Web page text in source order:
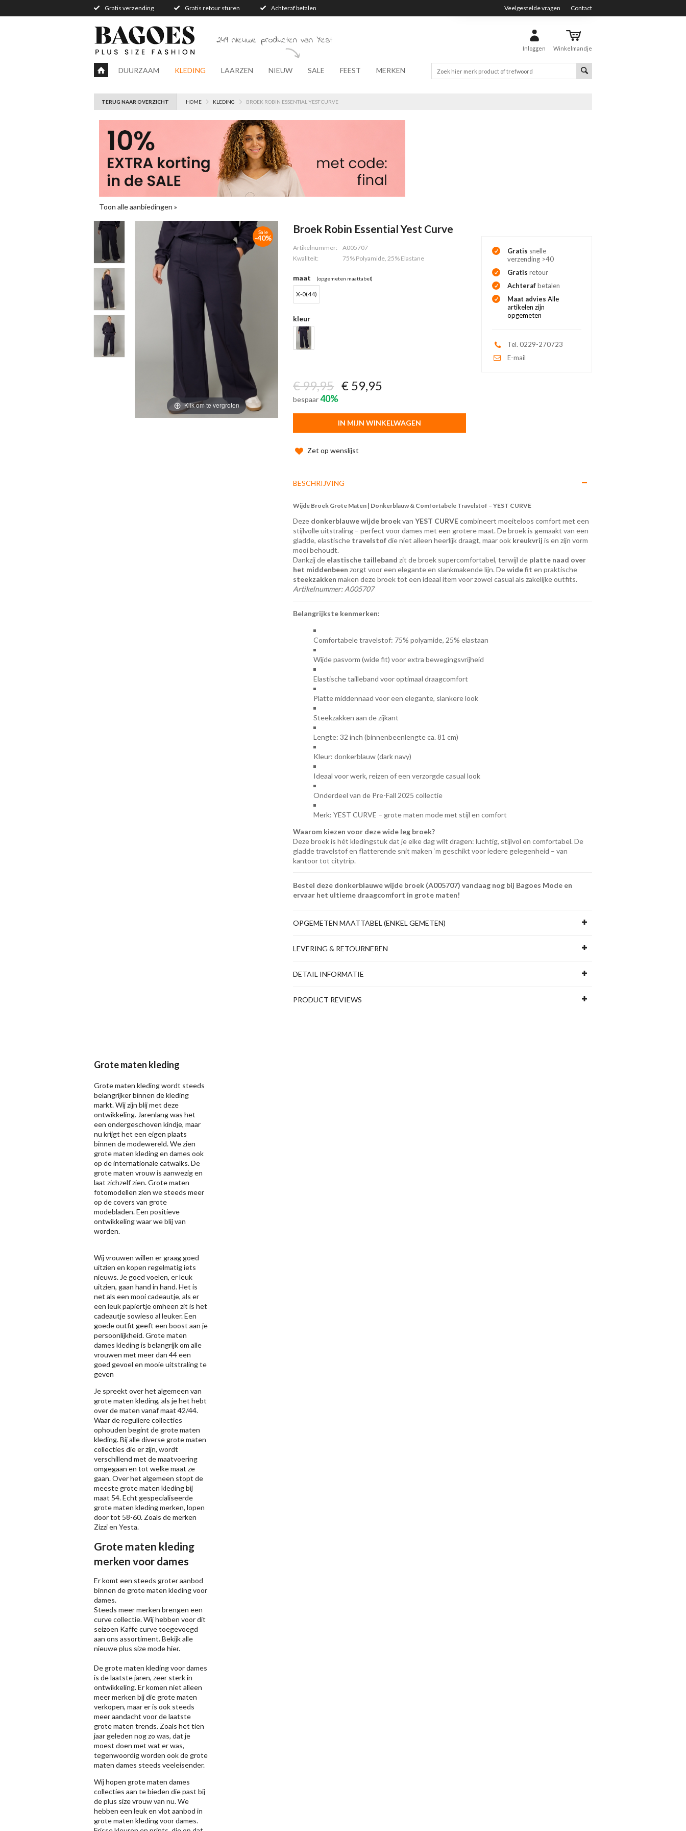
Gratis verzending Gratis retour sturen Achteraf betalen Veelgestelde vragen Contact
Inloggen Winkelmandje
249 nieuwe producten van Yest
DUURZAAM KLEDING LAARZEN NIEUW SALE FEEST MERKEN
TERUG NAAR OVERZICHT HOME KLEDING BROEK ROBIN ESSENTIAL YEST CURVE
Toon alle aanbiedingen »
Klik om te vergroten
Sale
-40%
Broek Robin Essential Yest Curve
Artikelnummer:
A005707
Kwaliteit:
75% Polyamide, 25% Elastane
maat (opgemeten maattabel)
X-0(44)
kleur
€ 99,95 € 59,95
bespaar40%
IN MIJN WINKELWAGEN
Zet op wenslijst
Gratis snelle
verzending >40
Gratis retour
Achterafbetalen
Maat adviesAlle
artikelen zijn
opgemeten
Tel. 0229-270723
E-mail
BESCHRIJVING
Wijde Broek Grote Maten | Donkerblauw & Comfortabele Travelstof – YEST CURVE
Deze donkerblauwe wijde broekvanYEST CURVEcombineert moeiteloos comfort met een
stijlvolle uitstraling – perfect voor dames met een grotere maat. De broek is gemaakt van een
gladde, elastische travelstofdie niet alleen heerlijk draagt, maar ook kreukvrij is en zijn vorm
mooi behoudt.
Dankzij de elastische tailleband zit de broek supercomfortabel, terwijl de platte naad over
het middenbeen zorgt voor een elegante en slankmakende lijn. Dewide fit en praktische
steekzakken maken deze broek tot een ideaal item voor zowel casual als zakelijke outfits.
Artikelnummer: A005707
Belangrijkste kenmerken:
Comfortabele travelstof: 75% polyamide, 25% elastaan
Wijde pasvorm (wide fit) voor extra bewegingsvrijheid
Elastische tailleband voor optimaal draagcomfort
Platte middennaad voor een elegante, slankere look
Steekzakken aan de zijkant
Lengte: 32 inch (binnenbeenlengte ca. 81 cm)
Kleur: donkerblauw (dark navy)
Ideaal voor werk, reizen of een verzorgde casual look
Onderdeel van de Pre-Fall 2025 collectie
Merk: YEST CURVE – grote maten mode met stijl en comfort
Waarom kiezen voor deze wide leg broek?
Deze broek is hét kledingstuk dat je elke dag wilt dragen: luchtig, stijlvol en comfortabel. De
gladde travelstof en flatterende snit maken ‘m geschikt voor iedere gelegenheid – van
kantoor tot citytrip.
Bestel deze donkerblauwe wijde broek (A005707) vandaag nog bij Bagoes Mode en
ervaar het ultieme draagcomfort in grote maten!
OPGEMETEN MAATTABEL (ENKEL GEMETEN)
LEVERING & RETOURNEREN
DETAIL INFORMATIE
PRODUCT REVIEWS
Grote maten kleding
Grote maten kleding wordt steeds
belangrijker binnen de kleding
markt. Wij zijn blij met deze
ontwikkeling. Jarenlang was het
een ondergeschoven kindje, maar
nu krijgt het een eigen plaats
binnen de modewereld. We zien
grote maten kleding en dames ook
op de internationale catwalks. De
grote maten vrouw is aanwezig en
laat zichzelf zien. Grote maten
fotomodellen zien we steeds meer
op de covers van grote
modebladen. Een positieve
ontwikkeling waar we blij van
worden.
Wij vrouwen willen er graag goed
uitzien en kopen regelmatig iets
nieuws. Je goed voelen, er leuk
uitzien, gaan hand in hand. Het is
net als een mooi cadeautje, als er
een leuk papiertje omheen zit is het
cadeautje sowieso al leuker. Een
goede outfit geeft een boost aan je
persoonlijkheid. Grote maten
dames kleding is belangrijk om alle
vrouwen met meer dan 44 een
goed gevoel en mooie uitstraling te
geven
Je spreekt over het algemeen van
grote maten kleding, als je het hebt
over de maten vanaf maat 42/44.
Waar de reguliere collecties
ophouden begint de grote maten
kleding. Bij alle diverse grote maten
collecties die er zijn, wordt
verschillend met de maatvoering
omgegaan en tot welke maat ze
gaan. Over het algemeen stopt de
meeste grote maten kleding bij
maat 54. Echt gespecialiseerde
grote maten kleding merken, lopen
door tot 58-60. Zoals de merken
Zizzien Yesta.
Grote maten kleding
merken voor dames
Er komt een steeds groter aanbod
binnen de grote maten kleding voor
dames.
Steeds meer merken brengen een
curve collectie. Wij hebben voor dit
seizoen Kaffecurve toegevoegd
aan ons assortiment. Bekijk alle
nieuweplus size modehier.
De grote maten kleding voor dames
is de laatste jaren, zeer sterk in
ontwikkeling. Er komen niet alleen
meer merken bij die grote maten
verkopen, maar er is ook steeds
meer aandacht voor de laatste
grote maten trends. Zoals het tien
jaar geleden nog zo was, dat je
moest doen met wat er was,
tegenwoordig worden ook de grote
maten dames steeds veeleisender.
Wij hopen grote maten dames
collecties aan te bieden die past bij
de plus size vrouw van nu. We
hebben een leuk en vlot aanbod in
grote maten kleding voor dames.